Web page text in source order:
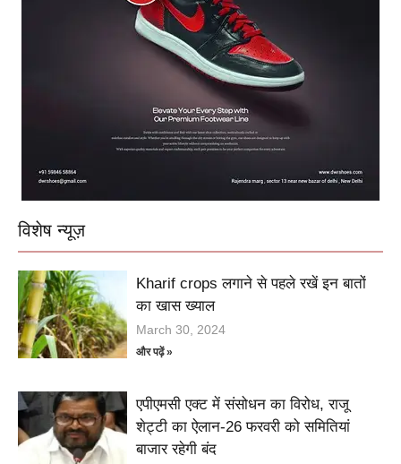
विशेष न्यूज़
Kharif crops लगाने से पहले रखें इन बातों
का खास ख्याल
March 30, 2024
और पढ़ें »
एपीएमसी एक्ट में संसोधन का विरोध, राजू
शेट्टी का ऐलान-26 फरवरी को समितियां
बाजार रहेगी बंद